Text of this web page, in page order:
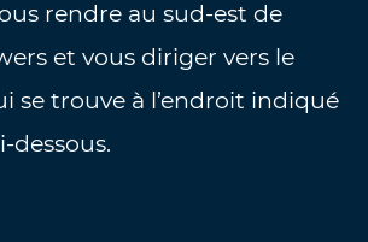
rendre au sud-est de
et vous diriger vers le
se trouve à l’endroit indiqué
dessous.